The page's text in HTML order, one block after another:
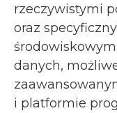
rzeczywistymi
oraz
danych,
i platformie